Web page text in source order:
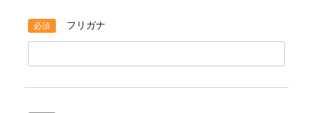
フリガナ